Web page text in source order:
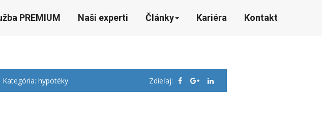
PREMIUM Naši experti Články Kariéra Kontakt
Kategória: hypotéky Zdieľaj: